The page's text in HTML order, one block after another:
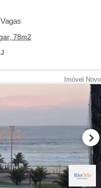
Vagas
78m2
Imóvel Novo